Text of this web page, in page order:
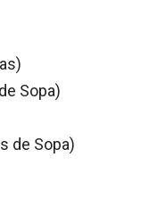
Sopa)
de Sopa)